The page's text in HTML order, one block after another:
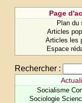
Page
Plan du
Articles
Articles les
Espace
Rechercher :
Socialisme
Sociologie